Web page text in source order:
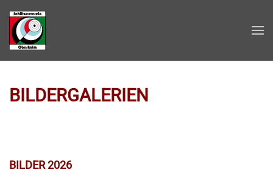
Zum Hauptinhalt springen
BILDERGALERIEN
BILDER 2026